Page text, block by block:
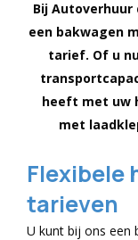
Bij Autoverhuur
een bakwagen
tarief. Of u
heeft met uw
met
Flexibele
tarieven
U kunt bij ons een